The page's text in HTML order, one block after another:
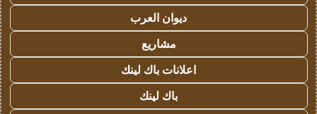
ديوان العرب
مشاريع
اعلانات باك لينك
باك لينك